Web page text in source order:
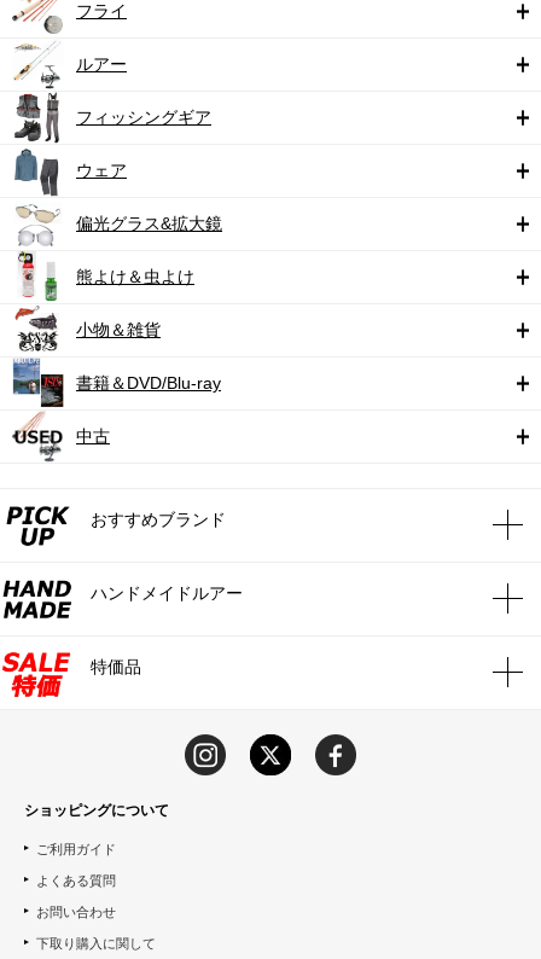
フライ
ルアー
フィッシングギア
ウェア
偏光グラス&拡大鏡
熊よけ＆虫よけ
小物＆雑貨
書籍＆DVD/Blu-ray
中古
おすすめブランド
ハンドメイドルアー
特価品
ショッピングについて
ご利用ガイド
よくある質問
お問い合わせ
下取り購入に関して